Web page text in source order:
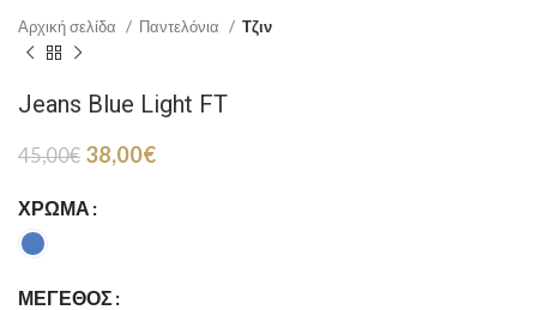
Αρχική σελίδα Παντελόνια Τζιν
Jeans Blue Light FT
45,00€ Original
was:
38,00€Η
ΧΡΏΜΑ
ΜΈΓΕΘΟΣ